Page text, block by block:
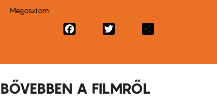
Megosztom
Facebook
BŐVEBBEN A FILMRŐL